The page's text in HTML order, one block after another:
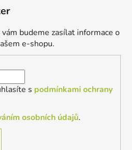
budeme zasílat informace o
e-shopu.
s podmínkami ochrany
osobních údajů.